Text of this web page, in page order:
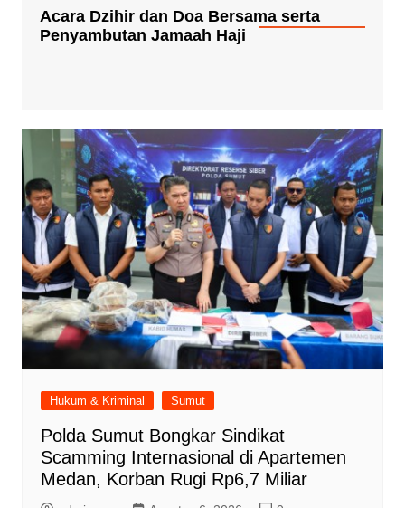
Acara Dzihir dan Doa Bersama serta
Penyambutan Jamaah Haji
Hukum & Kriminal Sumut
Polda Sumut Bongkar Sindikat
Scamming Internasional di Apartemen
Medan, Korban Rugi Rp6,7 Miliar